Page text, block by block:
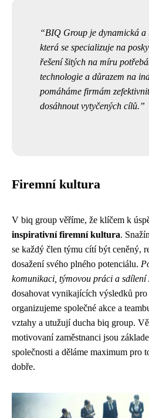
BIQ Group je dynamická a
která se specializuje na
řešení šitých na míru
technologie a důrazem na
pomáháme firmám
dosáhnout vytyčených cílů.
Firemní kultura
V biq group věříme, že klíčem k
inspirativní firemní kultura.
se každý člen týmu cítí být ceněný,
dosažení svého plného potenciálu.
komunikaci, týmovou práci a sdílení
dosahovat vynikajících výsledků
organizujeme společné akce a
vztahy a utužují ducha biq group.
motivovaní zaměstnanci jsou
společnosti a děláme maximum pro
dobře.